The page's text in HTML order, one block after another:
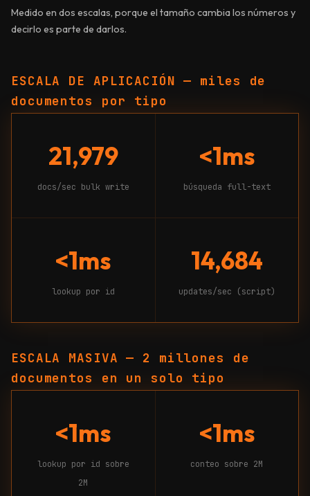
Medido en dos escalas, porque el tamaño cambia los números y
decirlo es parte de darlos.
ESCALA DE APLICACIÓN — miles de
documentos por tipo
21,979
docs/sec bulk write
<1ms
búsqueda full-text
<1ms
lookup por id
14,684
updates/sec (script)
ESCALA MASIVA — 2 millones de
documentos en un solo tipo
<1ms
lookup por id sobre
2M
<1ms
conteo sobre 2M